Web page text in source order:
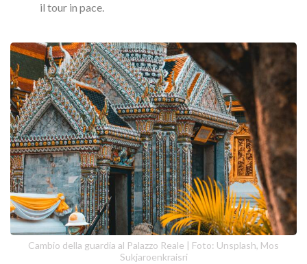
il tour in pace.
Cambio della guardia al Palazzo Reale | Foto: Unsplash, Mos
Sukjaroenkraisri